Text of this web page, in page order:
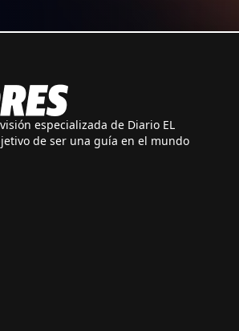
especializada de Diario EL
de ser una guía en el mundo